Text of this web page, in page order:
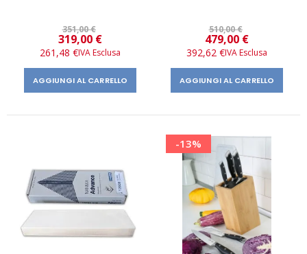
351,00 €
Prezzo
speciale
319,00 €
261,48 €
AGGIUNGI AL CARRELLO
510,00 €
Prezzo
speciale
479,00 €
392,62 €
AGGIUNGI AL CARRELLO
-13%